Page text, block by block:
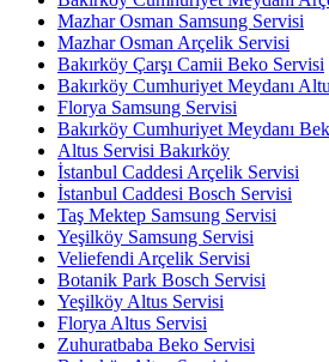
Mazhar Osman Samsung Servisi
Mazhar Osman Arçelik Servisi
Bakırköy Çarşı Camii Beko Servisi
Bakırköy Cumhuriyet Meydanı
Florya Samsung Servisi
Bakırköy Cumhuriyet Meydanı
Altus Servisi Bakırköy
İstanbul Caddesi Arçelik Servisi
İstanbul Caddesi Bosch Servisi
Taş Mektep Samsung Servisi
Yeşilköy Samsung Servisi
Veliefendi Arçelik Servisi
Botanik Park Bosch Servisi
Yeşilköy Altus Servisi
Florya Altus Servisi
Zuhuratbaba Beko Servisi